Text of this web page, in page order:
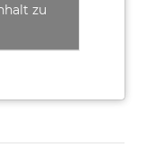
zu